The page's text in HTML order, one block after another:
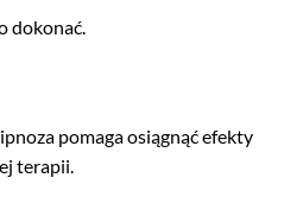
dokonać.
pomaga osiągnąć efekty
terapii.